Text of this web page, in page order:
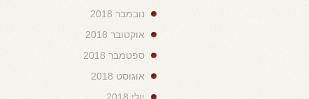
נובמבר 2018
אוקטובר 2018
ספטמבר 2018
אוגוסט 2018